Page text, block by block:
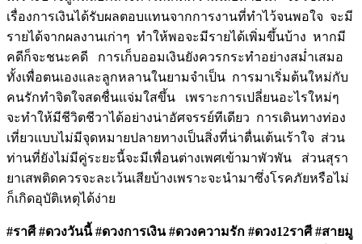
เรื่องการเงินได้รับผลตอบแทนจากการงานที่ทำไว้จนพอใจ จะมี
รายได้จากผลงานเก่าๆ ทำให้พอจะมีรายได้เพิ่มขึ้นบ้าง หากมี
คดีก็จะชนะคดี การเก็บออมเงินยังควรกระทำอย่างสม่ำเสมอ
ทั้งเพื่อตนเองและลูกหลานในยามจำเป็น การมาเริ่มต้นใหม่กับ
คนรักทำจิตใจสดชื่นแจ่มใสขึ้น เพราะการเปลี่ยนอะไรใหม่ๆ
จะทำให้มีชีวิตชีวาได้อย่างน่าอัศจรรย์ทีเดียว การเดินทางท่อง
เที่ยวแบบไม่มีจุดหมายปลายทางเป็นสิ่งที่น่าตื่นเต้นเร้าใจ ส่วน
ท่านที่ยังไม่มีคู่ระยะนี้จะมีเพื่อนต่างเพศเข้ามาพัวพัน ส่วนสุรา
ยาเสพติดควรจะละเว้นเสียบ้างเพราะจะนำมาซึ่งโรคภัยหรือไม่
ก็เกิดอุบัติเหตุได้ง่าย
#ราศี #ดวงวันนี้ #ดวงการเงิน #ดวงความรัก #ดวง12ราศี #สายมู